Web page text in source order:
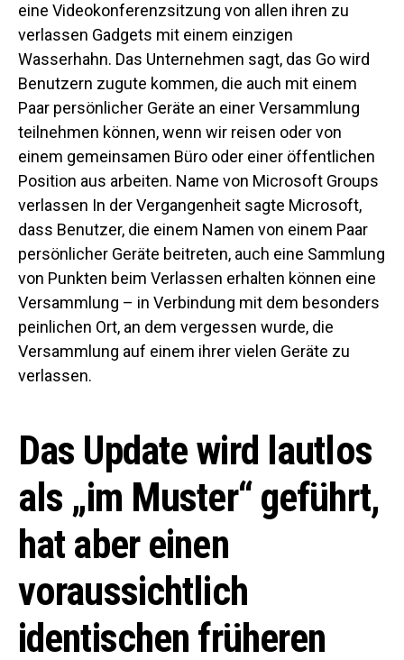
eine Videokonferenzsitzung von allen ihren zu
verlassen Gadgets mit einem einzigen
Wasserhahn. Das Unternehmen sagt, das Go wird
Benutzern zugute kommen, die auch mit einem
Paar persönlicher Geräte an einer Versammlung
teilnehmen können, wenn wir reisen oder von
einem gemeinsamen Büro oder einer öffentlichen
Position aus arbeiten. Name von Microsoft Groups
verlassen In der Vergangenheit sagte Microsoft,
dass Benutzer, die einem Namen von einem Paar
persönlicher Geräte beitreten, auch eine Sammlung
von Punkten beim Verlassen erhalten können eine
Versammlung – in Verbindung mit dem besonders
peinlichen Ort, an dem vergessen wurde, die
Versammlung auf einem ihrer vielen Geräte zu
verlassen.
Das Update wird lautlos
als „im Muster“ geführt,
hat aber einen
voraussichtlich
identischen früheren